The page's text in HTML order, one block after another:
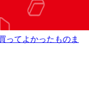
ってよかったものま